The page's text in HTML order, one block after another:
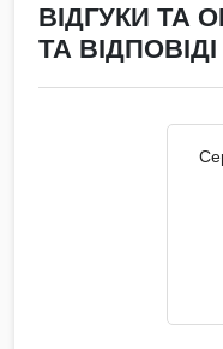
ВІДГУКИ ТА
ТА ВІДПОВІДІ